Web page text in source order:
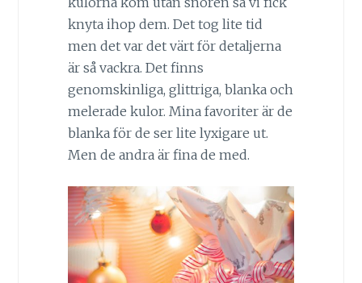
knyta ihop dem. Det tog lite tid
men det var det värt för detaljerna
är så vackra. Det finns
genomskinliga, glittriga, blanka och
melerade kulor. Mina favoriter är de
blanka för de ser lite lyxigare ut.
Men de andra är fina de med.